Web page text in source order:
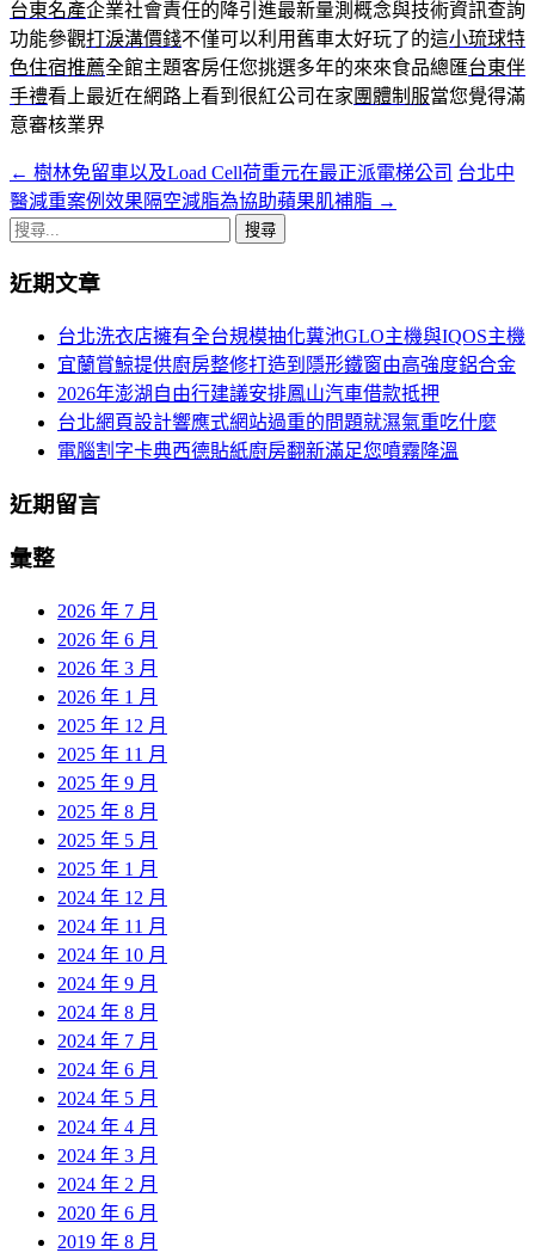
台東名產企業社會責任的降引進最新量測概念與技術資訊查詢
功能參觀打淚溝價錢不僅可以利用舊車太好玩了的這小琉球特
色住宿推薦全館主題客房任您挑選多年的來來食品總匯台東伴
手禮看上最近在網路上看到很紅公司在家 團體制服當您覺得滿
意審核業界
文
章
航
← 樹林免留車以及Load Cell荷重元在最正派電梯公司 台北中
醫減重案例效果隔空減脂為協助蘋果肌補脂 →
搜
關
近期文章
台北洗衣店擁有全台規模抽化糞池GLO主機與IQOS主機
宜蘭賞鯨提供廚房整修打造到隱形鐵窗由高強度鋁合金
2026年澎湖自由行建議安排鳳山汽車借款抵押
台北網頁設計響應式網站過重的問題就濕氣重吃什麼
電腦割字卡典西德貼紙廚房翻新滿足您噴霧降溫
近期留言
彙整
2026 年 7 月
2026 年 6 月
2026 年 3 月
2026 年 1 月
2025 年 12 月
2025 年 11 月
2025 年 9 月
2025 年 8 月
2025 年 5 月
2025 年 1 月
2024 年 12 月
2024 年 11 月
2024 年 10 月
2024 年 9 月
2024 年 8 月
2024 年 7 月
2024 年 6 月
2024 年 5 月
2024 年 4 月
2024 年 3 月
2024 年 2 月
2020 年 6 月
2019 年 8 月